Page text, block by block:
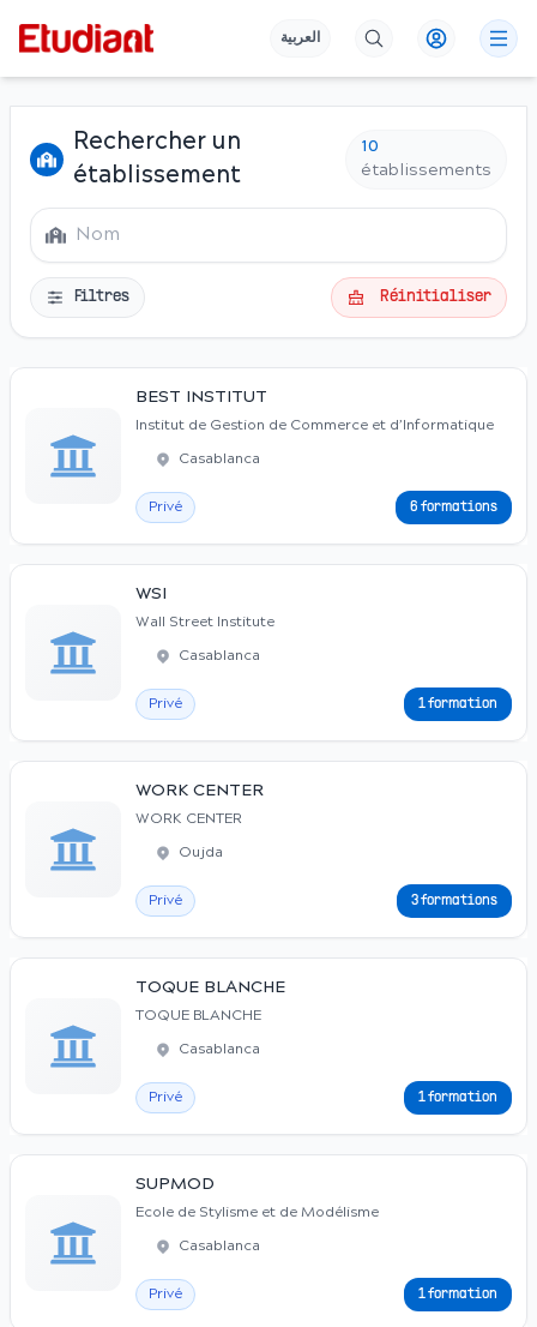
العربية
Rechercher un
établissement
10
établissements
Filtres Réinitialiser
BEST INSTITUT
Institut de Gestion de Commerce et d’Informatique
Casablanca
Privé 6 formations
WSI
Wall Street Institute
Casablanca
Privé 1 formation
WORK CENTER
WORK CENTER
Oujda
Privé 3 formations
TOQUE BLANCHE
TOQUE BLANCHE
Casablanca
Privé 1 formation
SUPMOD
Ecole de Stylisme et de Modélisme
Casablanca
Privé 1 formation